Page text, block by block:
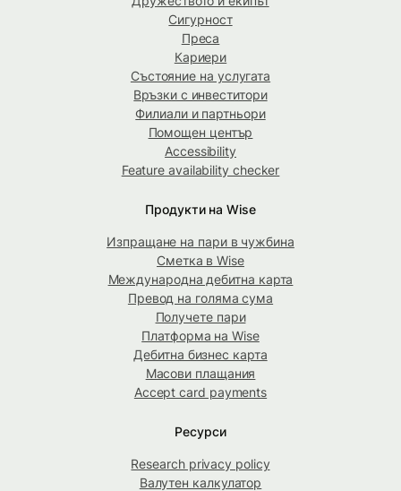
Сигурност
Преса
Кариери
Състояние на услугата
Връзки с инвеститори
Филиали и партньори
Помощен център
Accessibility
Feature availability checker
Продукти на Wise
Изпращане на пари в чужбина
Сметка в Wise
Международна дебитна карта
Превод на голяма сума
Получете пари
Платформа на Wise
Дебитна бизнес карта
Масови плащания
Accept card payments
Ресурси
Research privacy policy
Валутен калкулатор